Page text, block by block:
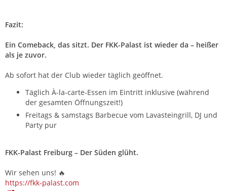
Fazit:
Ein Comeback, das sitzt. Der FKK-Palast ist wieder da – heißer
als je zuvor.
Ab sofort hat der Club wieder täglich geöffnet.
Täglich À-la-carte-Essen im Eintritt inklusive (während
der gesamten Öffnungszeit!)
Freitags & samstags Barbecue vom Lavasteingrill, DJ und
Party pur
FKK-Palast Freiburg – Der Süden glüht.
Wir sehen uns! 🔥
https://fkk-palast.com